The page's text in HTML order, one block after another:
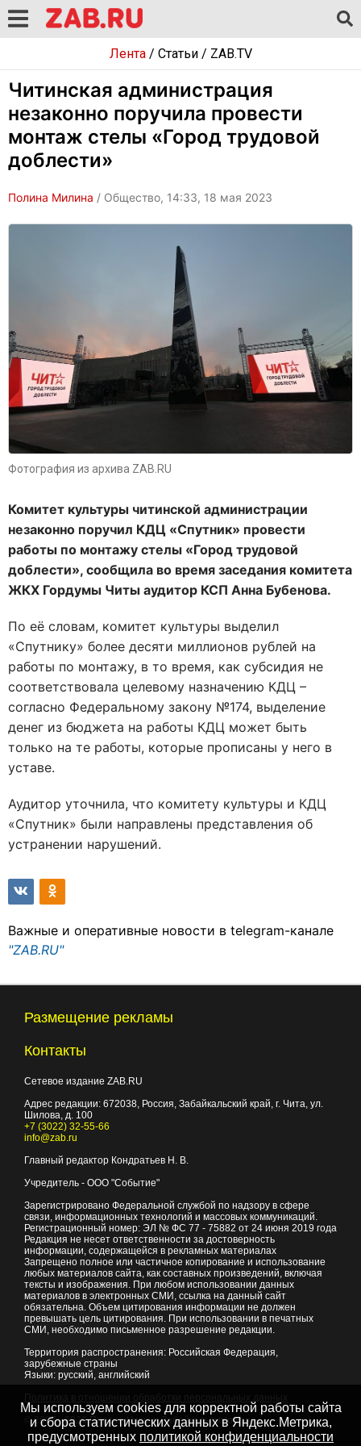
Лента/ Статьи/ ZAB.TV
Читинская администрация
незаконно поручила провести
монтаж стелы «Город трудовой
доблести»
Полина Милина / Общество, 14:33, 18 мая 2023
Фотография из архива ZAB.RU
Комитет культуры читинской администрации
незаконно поручил КДЦ «Спутник» провести
работы по монтажу стелы «Город трудовой
доблести», сообщила во время заседания комитета
ЖКХ Гордумы Читы аудитор КСП Анна Бубенова.
По её словам, комитет культуры выделил
«Спутнику» более десяти миллионов рублей на
работы по монтажу, в то время, как субсидия не
соответствовала целевому назначению КДЦ –
согласно Федеральному закону №174, выделение
денег из бюджета на работы КДЦ может быть
только на те работы, которые прописаны у него в
уставе.
Аудитор уточнила, что комитету культуры и КДЦ
«Спутник» были направлены представления об
устранении нарушений.
Важные и оперативные новости в telegram-канале
"ZAB.RU"
Размещение рекламы
Контакты
Сетевое издание ZAB.RU
Адрес редакции: 672038 , Россия, Забайкальский край, г. Чита ул.
Шилова, д. 100
+7 (3022) 32-55-66
info@zab.ru
Главный редактор Кондратьев Н. В.
Учредитель - ООО "Событие"
Зарегистрировано Федеральной службой по надзору в сфере
связи, информационных технологий и массовых коммуникаций.
Регистрационный номер: ЭЛ № ФС 77 - 75882 от 24 июня 2019 года
Редакция не несет ответственности за достоверность
информации, содержащейся в рекламных материалах
Запрещено полное или частичное копирование и использование
любых материалов сайта, как составных произведений, включая
тексты и изображения. При любом использовании данных
материалов в электронных СМИ, ссылка на данный сайт
обязательна. Объем цитирования информации не должен
превышать цель цитирования. При использовании в печатных
СМИ, необходимо письменное разрешение редакции.
Территория распространения: Российская Федерация,
зарубежные страны
Языки: русский, английский
© 2007 - 2026Портал Читы и Забайкальского края
Мы используем cookies для корректной работы сайта
и сбора статистических данных в Яндекс.Метрика,
предусмотренных политикой конфиденциальности